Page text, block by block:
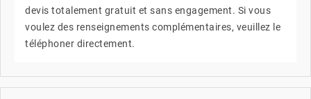
devis totalement gratuit et sans engagement. Si vous
voulez des renseignements complémentaires, veuillez le
téléphoner directement.